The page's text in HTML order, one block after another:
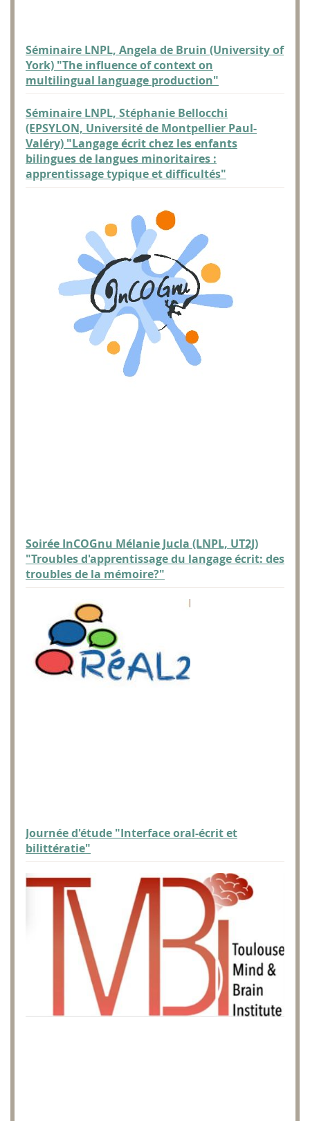
Séminaire LNPL, Angela de Bruin (University of
York) "The influence of context on
multilingual language production"
Séminaire LNPL, Stéphanie Bellocchi
(EPSYLON, Université de Montpellier Paul-
Valéry) "Langage écrit chez les enfants
bilingues de langues minoritaires :
apprentissage typique et difficultés"
Soirée InCOGnu Mélanie Jucla (LNPL, UT2J)
"Troubles d'apprentissage du langage écrit: des
troubles de la mémoire?"
Journée d'étude "Interface oral-écrit et
bilittératie"